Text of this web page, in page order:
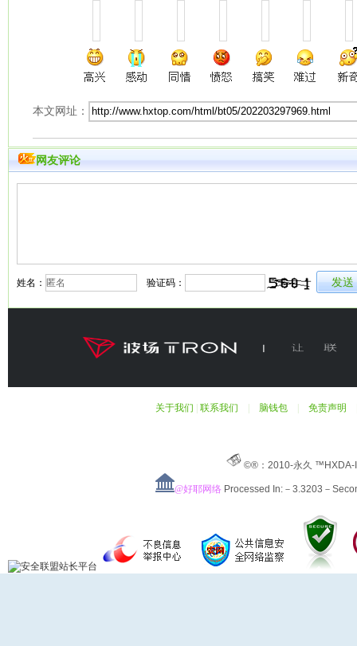
本文网址：
网友评论
姓名： 验证码：
关于我们 联系我们 脑钱包 免责声明
©®：2010-永久
@好耶网络 Processed In:－3.3203－